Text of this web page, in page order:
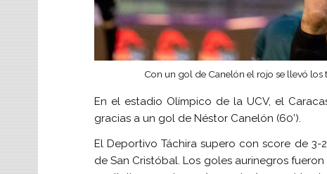
Con un gol de Canelón el rojo se llevó los
En el estadio Olímpico de la UCV, el
gracias a un gol de Néstor Canelón (60’).
El Deportivo Táchira supero con score de
de San Cristóbal. Los goles aurinegros fueron